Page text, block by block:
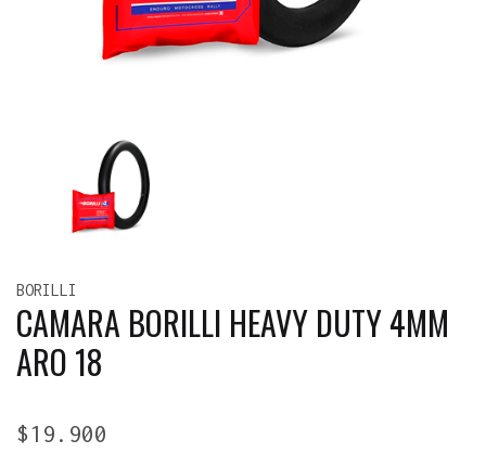
BORILLI
CAMARA BORILLI HEAVY DUTY 4MM
ARO 18
$19.900